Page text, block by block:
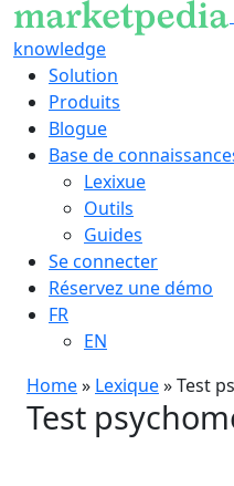
knowledge
Solution
Produits
Blogue
Base de
Lexixue
Outils
Guides
Se connecter
Réservez une démo
FR
EN
Home» Lexique»Test
Test